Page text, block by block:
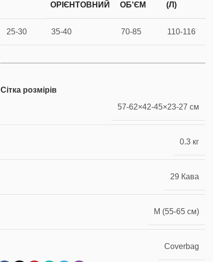
ОРІЄНТОВНИЙ ОБ'ЄМ (Л)
25-30 35-40 70-85 110-116
Сітка розмірів
57-62×42-45×23-27 см
0.3 кг
29 Кава
M (55-65 см)
Coverbag